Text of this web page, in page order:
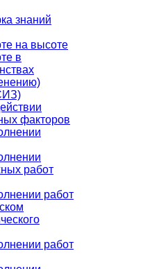
знаний
на высоте
в
факторов
работ
работ
работ